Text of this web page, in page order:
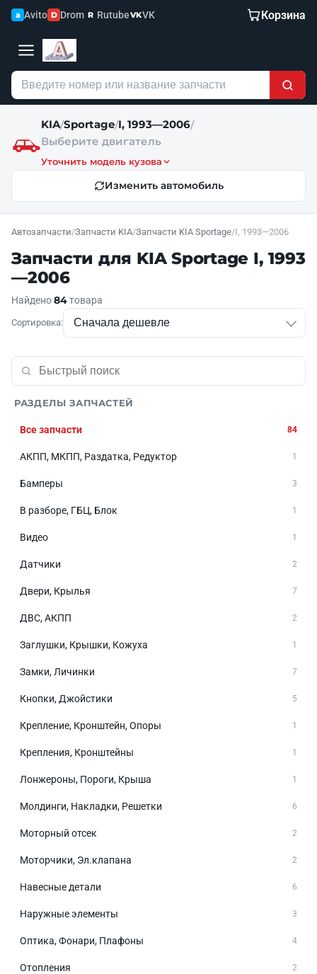
a Avito D Drom R RutubeVKVK Корзина
KIA/Sportage/I, 1993—2006/
Выберите двигатель
Уточнить модель кузова
Изменить автомобиль
Автозапчасти/Запчасти KIA/Запчасти KIA Sportage/I, 1993—2006
Запчасти для KIA Sportage I, 1993
—2006
Найдено84товара
Сортировка:
РАЗДЕЛЫ ЗАПЧАСТЕЙ
Все запчасти 84
АКПП, МКПП, Раздатка, Редуктор 1
Бамперы 3
В разборе, ГБЦ, Блок 1
Видео 1
Датчики 2
Двери, Крылья 7
ДВС, АКПП 2
Заглушки, Крышки, Кожуха 1
Замки, Личинки 7
Кнопки, Джойстики 5
Крепление, Кронштейн, Опоры 1
Крепления, Кронштейны 1
Лонжероны, Пороги, Крыша 1
Молдинги, Накладки, Решетки 6
Моторный отсек 2
Моторчики, Эл.клапана 2
Навесные детали 6
Наружные элементы 3
Оптика, Фонари, Плафоны 4
Отопления 2